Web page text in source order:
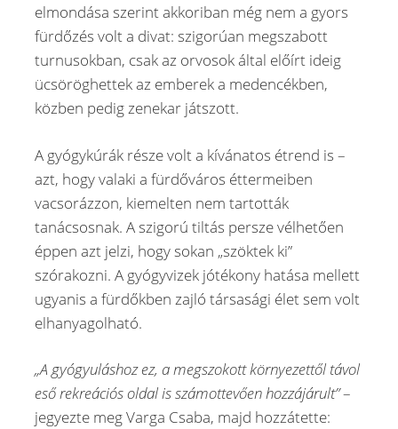
elmondása szerint akkoriban még nem a gyors
fürdőzés volt a divat: szigorúan megszabott
turnusokban, csak az orvosok által előírt ideig
ücsöröghettek az emberek a medencékben,
közben pedig zenekar játszott.
A gyógykúrák része volt a kívánatos étrend is –
azt, hogy valaki a fürdőváros éttermeiben
vacsorázzon, kiemelten nem tartották
tanácsosnak. A szigorú tiltás persze vélhetően
éppen azt jelzi, hogy sokan „szöktek ki”
szórakozni. A gyógyvizek jótékony hatása mellett
ugyanis a fürdőkben zajló társasági élet sem volt
elhanyagolható.
„A gyógyuláshoz ez, a megszokott környezettől távol
eső rekreációs oldal is számottevően hozzájárult”–
jegyezte meg Varga Csaba, majd hozzátette: